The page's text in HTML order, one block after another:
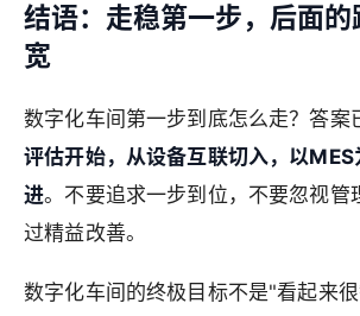
结语：走稳第一步，后面
宽
数字化车间第一步到底怎么走？答案
评估开始，从设备互联切入，以MES
进。不要追求一步到位，不要忽视管
过精益改善。
数字化车间的终极目标不是"看起来